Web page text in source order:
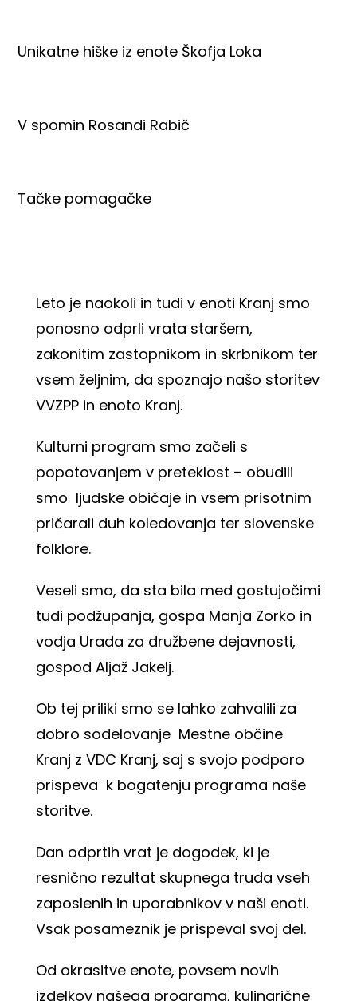
Unikatne hiške iz enote Škofja Loka
V spomin Rosandi Rabič
Tačke pomagačke
Leto je naokoli in tudi v enoti Kranj smo
ponosno odprli vrata staršem,
zakonitim zastopnikom in skrbnikom ter
vsem željnim, da spoznajo našo storitev
VVZPP in enoto Kranj.
Kulturni program smo začeli s
popotovanjem v preteklost – obudili
smo ljudske običaje in vsem prisotnim
pričarali duh koledovanja ter slovenske
folklore.
Veseli smo, da sta bila med gostujočimi
tudi podžupanja, gospa Manja Zorko in
vodja Urada za družbene dejavnosti,
gospod Aljaž Jakelj.
Ob tej priliki smo se lahko zahvalili za
dobro sodelovanje Mestne občine
Kranj z VDC Kranj, saj s svojo podporo
prispeva k bogatenju programa naše
storitve.
Dan odprtih vrat je dogodek, ki je
resnično rezultat skupnega truda vseh
zaposlenih in uporabnikov v naši enoti.
Vsak posameznik je prispeval svoj del.
Od okrasitve enote, povsem novih
izdelkov našega programa, kulinarične